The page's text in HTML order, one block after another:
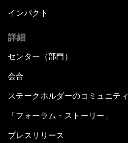
インパクト
詳細
センター（部門）
会合
ステークホルダーのコミュニティ
「フォーラム・ストーリー」
プレスリリース